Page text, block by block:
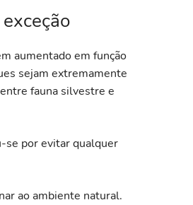
aumentado em função
sejam extremamente
fauna silvestre e
se por evitar qualquer
ao ambiente natural.